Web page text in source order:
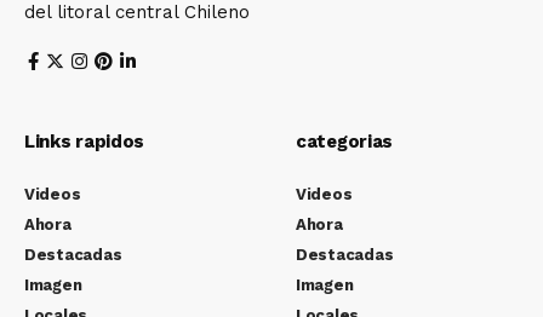
del litoral central Chileno
Links rapidos
Videos
Ahora
Destacadas
Imagen
categorias
Videos
Ahora
Destacadas
Imagen